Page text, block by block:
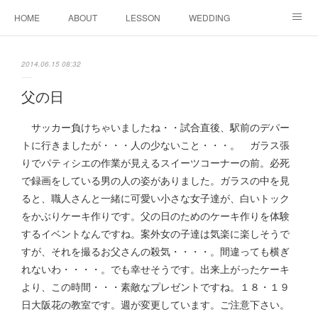
HOME ABOUT LESSON WEDDING
2014.06.15 08:32
父の日
サッカー負けちゃいましたね・・試合直後、駅前のデパー
トに行きましたが・・・人の少ないこと・・・。 ガラス張
りでパティシエの作業が見えるスイーツコーナーの前。必死
で録画をしている男の人の姿がありました。ガラスの中を見
ると、職人さんと一緒に可愛い小さな女子達が、白いトック
をかぶりケーキ作りです。父の日のためのケーキ作りを体験
するイベントなんですね。案外女の子達は気楽に楽しそうで
すが、それを撮るお父さんの殺気・・・・。間違っても横ぎ
れないわ・・・・。でも幸せそうです。出来上がったケーキ
より、この時間・・・素敵なプレゼントですね。１８・１９
日大阪花の教室です。週が変更しています。ご注意下さい。